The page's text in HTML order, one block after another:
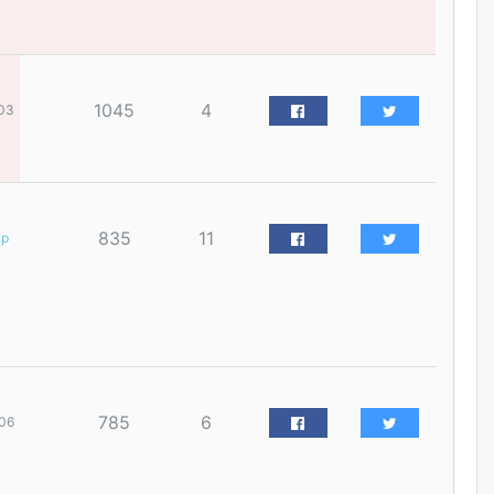
уржигдар
Орон сууц, нийтийн аж ахуй,
авто зам, тохижилт
холбоотой ГОМДОЛ их байгааг
"Урьхан" Б.Чинбат гэж хүн
бизнес хамтрагчаа гүтгэж
1045 4
835 11
785 6